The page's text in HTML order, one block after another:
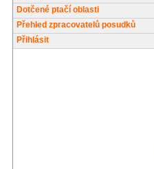
Dotčené ptačí oblasti
Přehled zpracovatelů posudků
Přihlásit